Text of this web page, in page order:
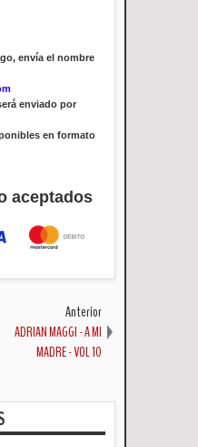
envía el nombre
enviado por
en formato
aceptados
Anterior
ADRIAN MAGGI - A MI
MADRE - VOL 10